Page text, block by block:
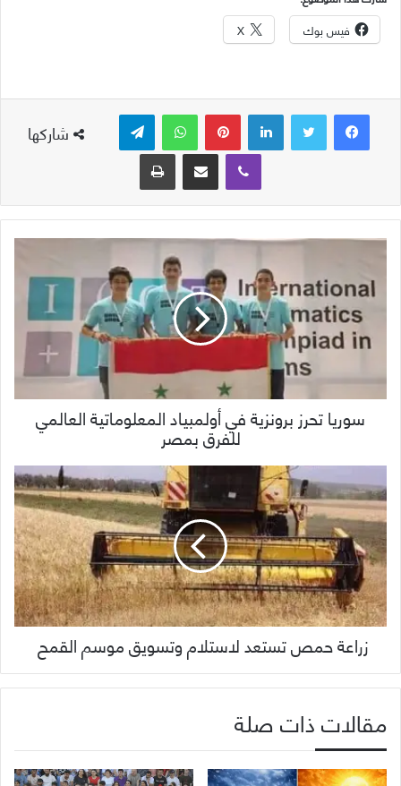
فيس بوك X
شاركها
لينكدإن بينتيريست واتساب
ڤايبر
مشاركة عبر البريد طباعة
سوريا تحرز برونزية في أولمبياد المعلوماتية العالمي
للفرق بمصر
زراعة حمص تستعد لاستلام وتسويق موسم القمح
مقالات ذات صلة